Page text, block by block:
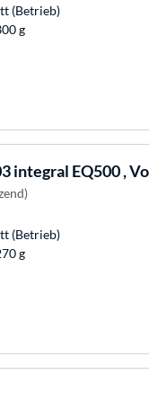
(Betrieb)
g
integral EQ500 ,
(Betrieb)
g